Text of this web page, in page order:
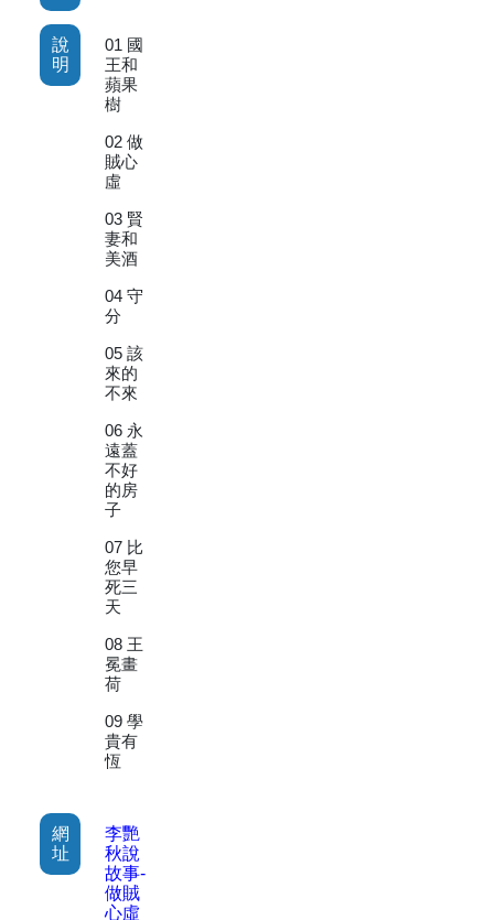
說
明
01 國
王和
蘋果
樹
02 做
賊心
虛
03 賢
妻和
美酒
04 守
分
05 該
來的
不來
06 永
遠蓋
不好
的房
子
07 比
您早
死三
天
08 王
冕畫
荷
09 學
貴有
恆
網
址
李艷
秋說
故事-
做賊
心虛